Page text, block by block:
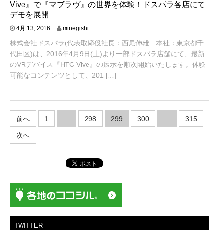
Vive』で『マブラヴ』の世界を体験！ドスパラ各店にて
デモを展開
4月 13, 2016
1
8
,
0
minegishi
株式会社ドスパラ(代表取締役社長：西尾伸雄 本社：東京都千
代田区)は、2016年4月9日(土)より一部ドスパラ店舗にて、最新
のVRデバイス『HTC Vive』の展示を順次開始いたします。体験
可能なコンテンツとして、201 […]
投
稿
の
送
り
前へ 1 298 299 300 315
次へ
TWITTER